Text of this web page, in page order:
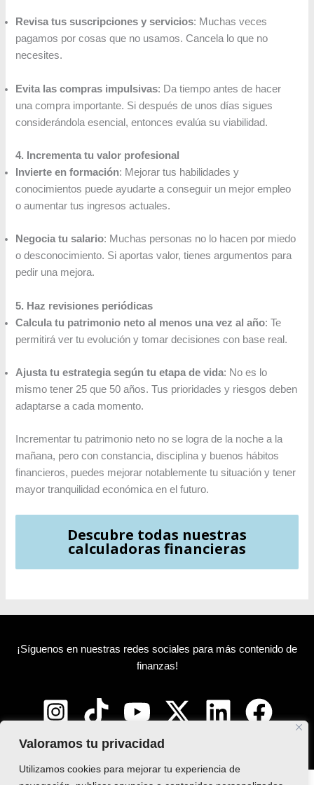
Valoramos tu privacidad
Utilizamos cookies para mejorar tu experiencia de
Revisa tus suscripciones y servicios: Muchas veces
pagamos por cosas que no usamos. Cancela lo que no
necesites.
Evita las compras impulsivas: Da tiempo antes de hacer
una compra importante. Si después de unos días sigues
considerándola esencial, entonces evalúa su viabilidad.
4. Incrementa tu valor profesional
Invierte en formación: Mejorar tus habilidades y
conocimientos puede ayudarte a conseguir un mejor empleo
o aumentar tus ingresos actuales.
Negocia tu salario: Muchas personas no lo hacen por miedo
o desconocimiento. Si aportas valor, tienes argumentos para
pedir una mejora.
5. Haz revisiones periódicas
Calcula tu patrimonio neto al menos una vez al año: Te
permitirá ver tu evolución y tomar decisiones con base real.
Ajusta tu estrategia según tu etapa de vida: No es lo
mismo tener 25 que 50 años. Tus prioridades y riesgos deben
adaptarse a cada momento.
Incrementar tu patrimonio neto no se logra de la noche a la
mañana, pero con constancia, disciplina y buenos hábitos
financieros, puedes mejorar notablemente tu situación y tener
mayor tranquilidad económica en el futuro.
Descubre todas nuestras
calculadoras financieras
¡Síguenos en nuestras redes sociales para más contenido de
finanzas!